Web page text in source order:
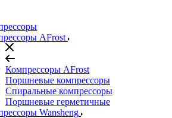
AFrost
Компрессоры AFrost
Поршневые компрессоры
Спиральные компрессоры
Поршневые герметичные
Wansheng